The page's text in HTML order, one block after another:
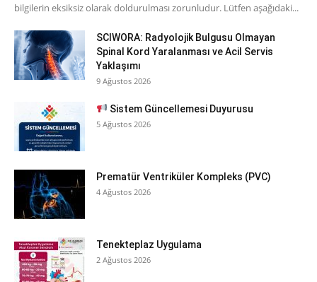
bilgilerin eksiksiz olarak doldurulması zorunludur. Lütfen aşağıdaki...
SCIWORA: Radyolojik Bulgusu Olmayan
Spinal Kord Yaralanması ve Acil Servis
Yaklaşımı
9 Ağustos 2026
Sistem Güncellemesi Duyurusu
5 Ağustos 2026
Prematür Ventriküler Kompleks (PVC)
4 Ağustos 2026
Tenekteplaz Uygulama
2 Ağustos 2026